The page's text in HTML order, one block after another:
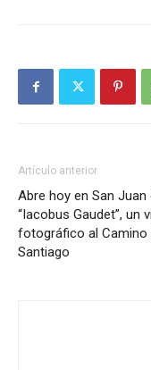
Artículo anterior
Abre hoy en San Juan
“Iacobus Gaudet”, un
fotográfico al Camino
Santiago